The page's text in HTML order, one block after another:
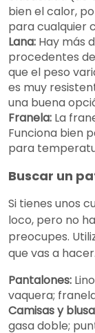
bien el calor,
para cualquier
Lana: Hay más
procedentes
que el peso
es muy
una buena
Franela: La
Funciona bien
para
Buscar un
Si tienes unos
loco, pero no
preocupes.
que vas a hacer.
Pantalones:
vaquera;
Camisas y
gasa doble;